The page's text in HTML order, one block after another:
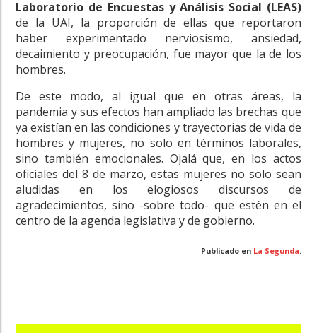
Laboratorio de Encuestas y Análisis Social (LEAS)
de la UAI, la proporción de ellas que reportaron
haber experimentado nerviosismo, ansiedad,
decaimiento y preocupación, fue mayor que la de los
hombres.
De este modo, al igual que en otras áreas, la
pandemia y sus efectos han ampliado las brechas que
ya existían en las condiciones y trayectorias de vida de
hombres y mujeres, no solo en términos laborales,
sino también emocionales. Ojalá que, en los actos
oficiales del 8 de marzo, estas mujeres no solo sean
aludidas en los elogiosos discursos de
agradecimientos, sino -sobre todo- que estén en el
centro de la agenda legislativa y de gobierno.
Publicado en La Segunda.